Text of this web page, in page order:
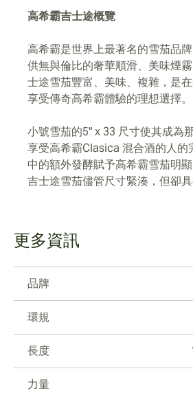
高希霸吉士途概覽
高希霸是世界上最著名的雪茄品
供無與倫比的奢華順滑、美味煙
士途雪茄豐富、美味、複雜，是
享受傳奇高希霸體驗的理想選擇。
小號雪茄的5" x 33 尺寸使其成為
享受高希霸Clasica 混合酒的人的
中的額外發酵賦予高希霸雪茄明
吉士途雪茄儘管尺寸緊湊，但卻具
更多資訊
品牌
環規
長度
力量